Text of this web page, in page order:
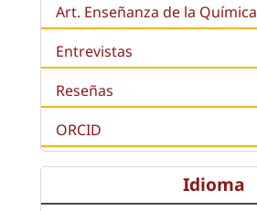
Art. Enseñanza de la Química
Entrevistas
Reseñas
ORCID
Idioma